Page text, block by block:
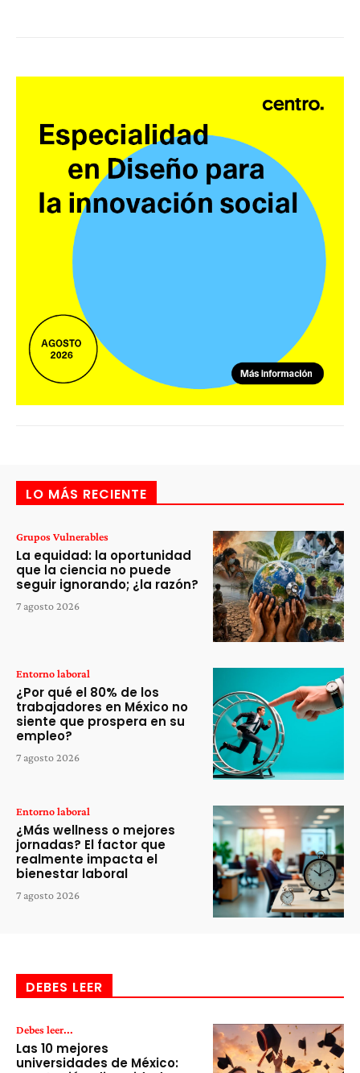
LO MÁS RECIENTE
Grupos Vulnerables
La equidad: la oportunidad
que la ciencia no puede
seguir ignorando; ¿la razón?
7 agosto 2026
Entorno laboral
¿Por qué el 80% de los
trabajadores en México no
siente que prospera en su
empleo?
7 agosto 2026
Entorno laboral
¿Más wellness o mejores
jornadas? El factor que
realmente impacta el
bienestar laboral
7 agosto 2026
DEBES LEER
Debes leer...
Las 10 mejores
universidades de México: